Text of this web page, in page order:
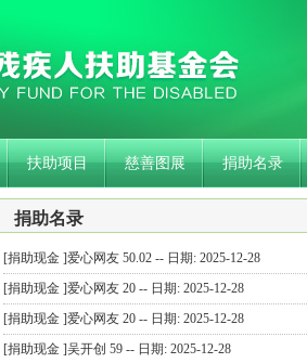
扶助项目 慈善图展 捐助名录
捐助名录
[捐助现金 ]爱心网友 50.02 -- 日期: 2025-12-28
[捐助现金 ]爱心网友 20 -- 日期: 2025-12-28
[捐助现金 ]爱心网友 20 -- 日期: 2025-12-28
[捐助现金 ]吴开创 59 -- 日期: 2025-12-28